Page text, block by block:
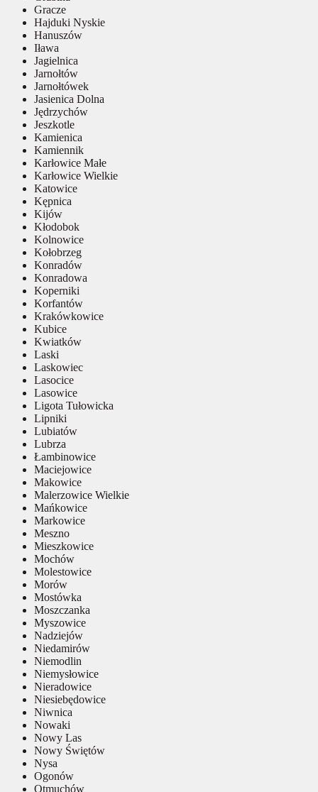
Gracze
Hajduki Nyskie
Hanuszów
Iława
Jagielnica
Jarnołtów
Jarnołtówek
Jasienica Dolna
Jędrzychów
Jeszkotle
Kamienica
Kamiennik
Karłowice Małe
Karłowice Wielkie
Katowice
Kępnica
Kijów
Kłodobok
Kolnowice
Kołobrzeg
Konradów
Konradowa
Koperniki
Korfantów
Krakówkowice
Kubice
Kwiatków
Laski
Laskowiec
Lasocice
Lasowice
Ligota Tułowicka
Lipniki
Lubiatów
Lubrza
Łambinowice
Maciejowice
Makowice
Malerzowice Wielkie
Mańkowice
Markowice
Meszno
Mieszkowice
Mochów
Molestowice
Morów
Mostówka
Moszczanka
Myszowice
Nadziejów
Niedamirów
Niemodlin
Niemysłowice
Nieradowice
Niesiebędowice
Niwnica
Nowaki
Nowy Las
Nowy Świętów
Nysa
Ogonów
Otmuchów